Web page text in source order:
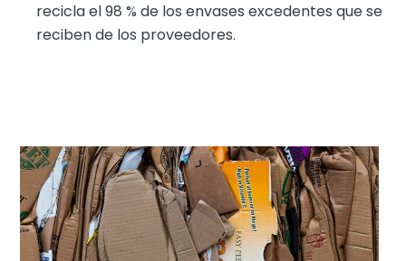
recicla el 98 % de los envases excedentes que se
reciben de los proveedores.